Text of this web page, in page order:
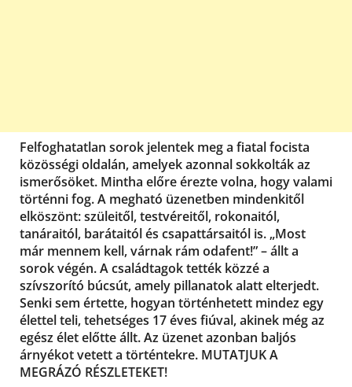
Felfoghatatlan sorok jelentek meg a fiatal focista
közösségi oldalán, amelyek azonnal sokkolták az
ismerősöket. Mintha előre érezte volna, hogy valami
történni fog. A megható üzenetben mindenkitől
elköszönt: szüleitől, testvéreitől, rokonaitól,
tanáraitól, barátaitól és csapattársaitól is. „Most
már mennem kell, várnak rám odafent!” – állt a
sorok végén. A családtagok tették közzé a
szívszorító búcsút, amely pillanatok alatt elterjedt.
Senki sem értette, hogyan történhetett mindez egy
élettel teli, tehetséges 17 éves fiúval, akinek még az
egész élet előtte állt. Az üzenet azonban baljós
árnyékot vetett a történtekre. MUTATJUK A
MEGRÁZÓ RÉSZLETEKET!